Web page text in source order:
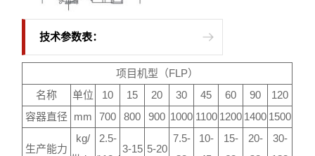
技术参数表：
项目机型（FLP）
名称
单位 10 15 20 30 45 60 90
120
容器直径
mm 700 800 900 1000 1100 1200 1400 1500
生产能力
kg/
2.5-
3-15 5-20
7.5-
10-
15-
20-
30-